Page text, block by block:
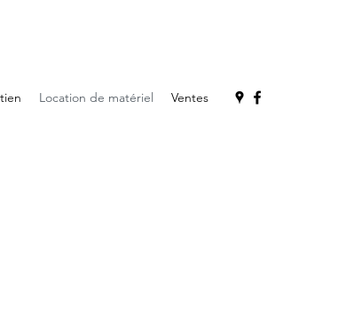
Location de matériel Ventes